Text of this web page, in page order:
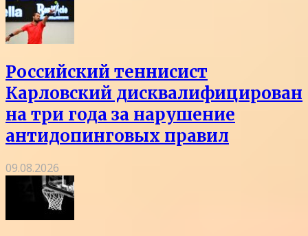
Российский теннисист
Карловский дисквалифицирован
на три года за нарушение
антидопинговых правил
09.08.2026